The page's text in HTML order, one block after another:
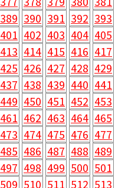
389 390 391 392 393
401 402 403 404 405
413 414 415 416 417
425 426 427 428 429
437 438 439 440 441
449 450 451 452 453
461 462 463 464 465
473 474 475 476 477
485 486 487 488 489
497 498 499 500 501
509 510 511 512 513